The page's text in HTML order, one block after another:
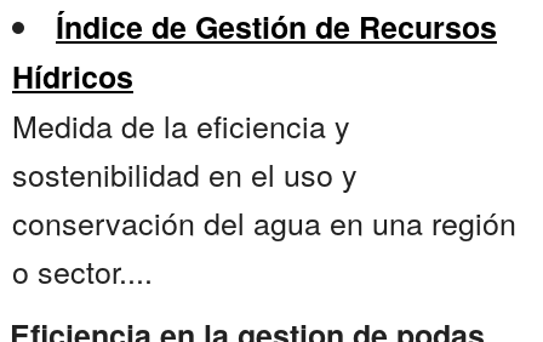
Índice de Gestión de Recursos
Hídricos
Medida de la eficiencia y
sostenibilidad en el uso y
conservación del agua en una región
o sector....